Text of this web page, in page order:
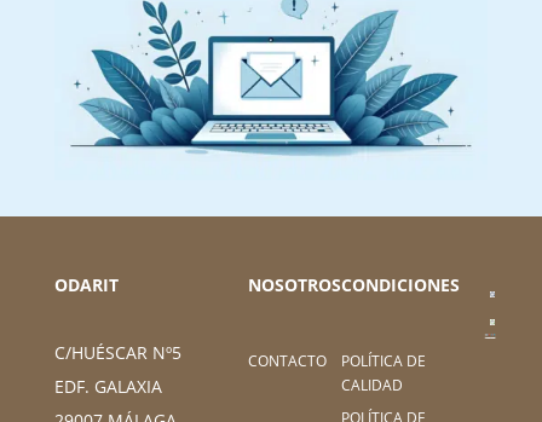
ODARIT
C/HUÉSCAR Nº5
EDF. GALAXIA
NOSOTROS
CONTACTO
CONDICIONES
POLÍTICA DE
CALIDAD
POLÍTICA DE